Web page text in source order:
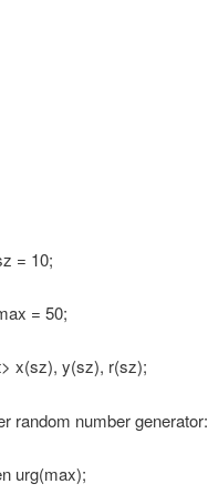
= 10;
= 50;
x(sz), y(sz), r(sz);
random number generator:
urg(max);